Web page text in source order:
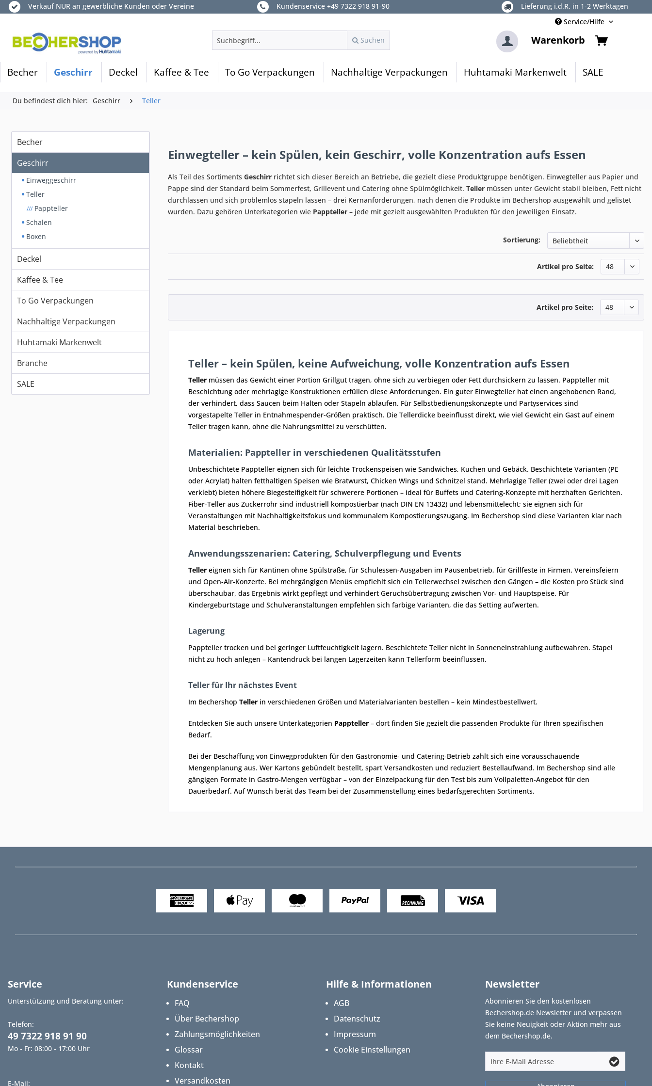
Verkauf NUR an gewerbliche Kunden oder Vereine Kundenservice +49 7322 918 91-90
Lieferung i.d.R. in 1-2 Werktagen
Service/Hilfe
Suchen
Warenkorb
Becher Geschirr Deckel Kaffee & Tee To Go Verpackungen Nachhaltige Verpackungen Huhtamaki Markenwelt SALE
Du befindest dich hier: Geschirr Teller
Becher
Geschirr
Einweggeschirr
Teller
/// Pappteller
Schalen
Boxen
Deckel
Kaffee & Tee
To Go Verpackungen
Nachhaltige Verpackungen
Huhtamaki Markenwelt
Branche
SALE
Einwegteller – kein Spülen, kein Geschirr, volle Konzentration aufs Essen
Als Teil des Sortiments Geschirr richtet sich dieser Bereich an Betriebe, die gezielt diese Produktgruppe benötigen. Einwegteller aus Papier und
Pappe sind der Standard beim Sommerfest, Grillevent und Catering ohne Spülmöglichkeit. Teller müssen unter Gewicht stabil bleiben, Fett nicht
durchlassen und sich problemlos stapeln lassen – drei Kernanforderungen, nach denen die Produkte im Bechershop ausgewählt und gelistet
wurden. Dazu gehören Unterkategorien wie Pappteller – jede mit gezielt ausgewählten Produkten für den jeweiligen Einsatz.
Sortierung:
Artikel pro Seite:
Artikel pro Seite:
Teller – kein Spülen, keine Aufweichung, volle Konzentration aufs Essen
Teller müssen das Gewicht einer Portion Grillgut tragen, ohne sich zu verbiegen oder Fett durchsickern zu lassen. Pappteller mit
Beschichtung oder mehrlagige Konstruktionen erfüllen diese Anforderungen. Ein guter Einwegteller hat einen angehobenen Rand,
der verhindert, dass Saucen beim Halten oder Stapeln ablaufen. Für Selbstbedienungskonzepte und Partyservices sind
vorgestapelte Teller in Entnahmespender-Größen praktisch. Die Tellerdicke beeinflusst direkt, wie viel Gewicht ein Gast auf einem
Teller tragen kann, ohne die Nahrungsmittel zu verschütten.
Materialien: Pappteller in verschiedenen Qualitätsstufen
Unbeschichtete Pappteller eignen sich für leichte Trockenspeisen wie Sandwiches, Kuchen und Gebäck. Beschichtete Varianten (PE
oder Acrylat) halten fetthaltigen Speisen wie Bratwurst, Chicken Wings und Schnitzel stand. Mehrlagige Teller (zwei oder drei Lagen
verklebt) bieten höhere Biegesteifigkeit für schwerere Portionen – ideal für Buffets und Catering-Konzepte mit herzhaften Gerichten.
Fiber-Teller aus Zuckerrohr sind industriell kompostierbar (nach DIN EN 13432) und lebensmittelecht; sie eignen sich für
Veranstaltungen mit Nachhaltigkeitsfokus und kommunalem Kompostierungszugang. Im Bechershop sind diese Varianten klar nach
Material beschrieben.
Anwendungsszenarien: Catering, Schulverpflegung und Events
Teller eignen sich für Kantinen ohne Spülstraße, für Schulessen-Ausgaben im Pausenbetrieb, für Grillfeste in Firmen, Vereinsfeiern
und Open-Air-Konzerte. Bei mehrgängigen Menüs empfiehlt sich ein Tellerwechsel zwischen den Gängen – die Kosten pro Stück sind
überschaubar, das Ergebnis wirkt gepflegt und verhindert Geruchsübertragung zwischen Vor- und Hauptspeise. Für
Kindergeburtstage und Schulveranstaltungen empfehlen sich farbige Varianten, die das Setting aufwerten.
Lagerung
Pappteller trocken und bei geringer Luftfeuchtigkeit lagern. Beschichtete Teller nicht in Sonneneinstrahlung aufbewahren. Stapel
nicht zu hoch anlegen – Kantendruck bei langen Lagerzeiten kann Tellerform beeinflussen.
Teller für Ihr nächstes Event
Im Bechershop Teller in verschiedenen Größen und Materialvarianten bestellen – kein Mindestbestellwert.
Entdecken Sie auch unsere Unterkategorien Pappteller – dort finden Sie gezielt die passenden Produkte für Ihren spezifischen
Bedarf.
Bei der Beschaffung von Einwegprodukten für den Gastronomie- und Catering-Betrieb zahlt sich eine vorausschauende
Mengenplanung aus. Wer Kartons gebündelt bestellt, spart Versandkosten und reduziert Bestellaufwand. Im Bechershop sind alle
gängigen Formate in Gastro-Mengen verfügbar – von der Einzelpackung für den Test bis zum Vollpaletten-Angebot für den
Dauerbedarf. Auf Wunsch berät das Team bei der Zusammenstellung eines bedarfsgerechten Sortiments.
Service
Unterstützung und Beratung unter:
Telefon:
49 7322 918 91 90
Mo - Fr: 08:00 - 17:00 Uhr
E-Mail:
Kundenservice
FAQ
Über Bechershop
Zahlungsmöglichkeiten
Glossar
Kontakt
Versandkosten
Hilfe & Informationen
AGB
Datenschutz
Impressum
Cookie Einstellungen
Newsletter
Abonnieren Sie den kostenlosen
Bechershop.de Newsletter und verpassen
Sie keine Neuigkeit oder Aktion mehr aus
dem Bechershop.de.